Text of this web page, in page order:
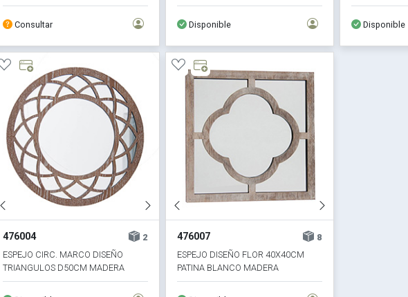
Consultar Disponible Disponible
476004
2
ESPEJO CIRC. MARCO DISEÑO
TRIANGULOS D50CM MADERA
476007
8
ESPEJO DISEÑO FLOR 40X40CM
PATINA BLANCO MADERA